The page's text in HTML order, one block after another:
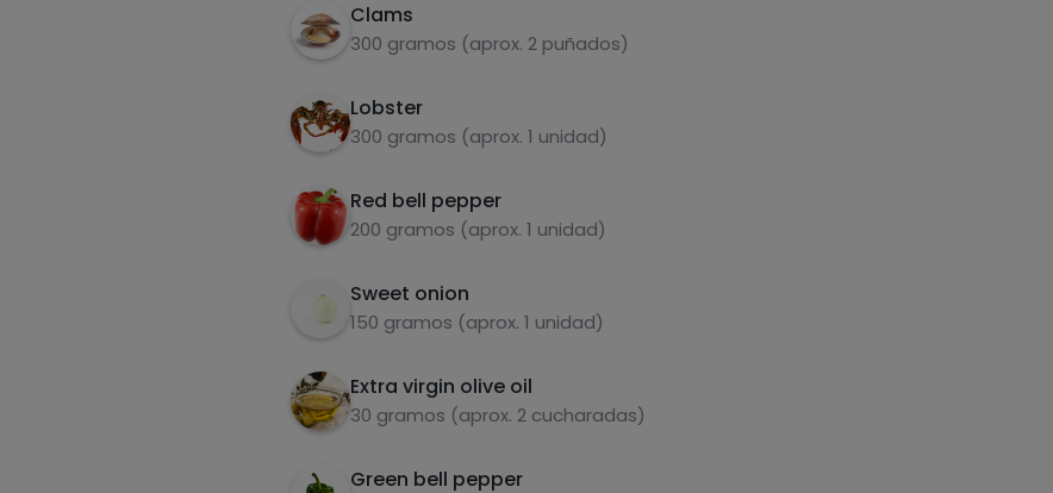
Clams
300 gramos (aprox. 2 puñados)
Lobster
300 gramos (aprox. 1 unidad)
Red bell pepper
200 gramos (aprox. 1 unidad)
Sweet onion
150 gramos (aprox. 1 unidad)
Extra virgin olive oil
30 gramos (aprox. 2 cucharadas)
Green bell pepper